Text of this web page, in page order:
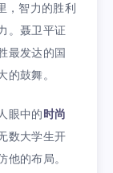
，智力的胜利
。聂卫平证
最发达的国
鼓舞。
眼中的时尚
数大学生开
的布局。